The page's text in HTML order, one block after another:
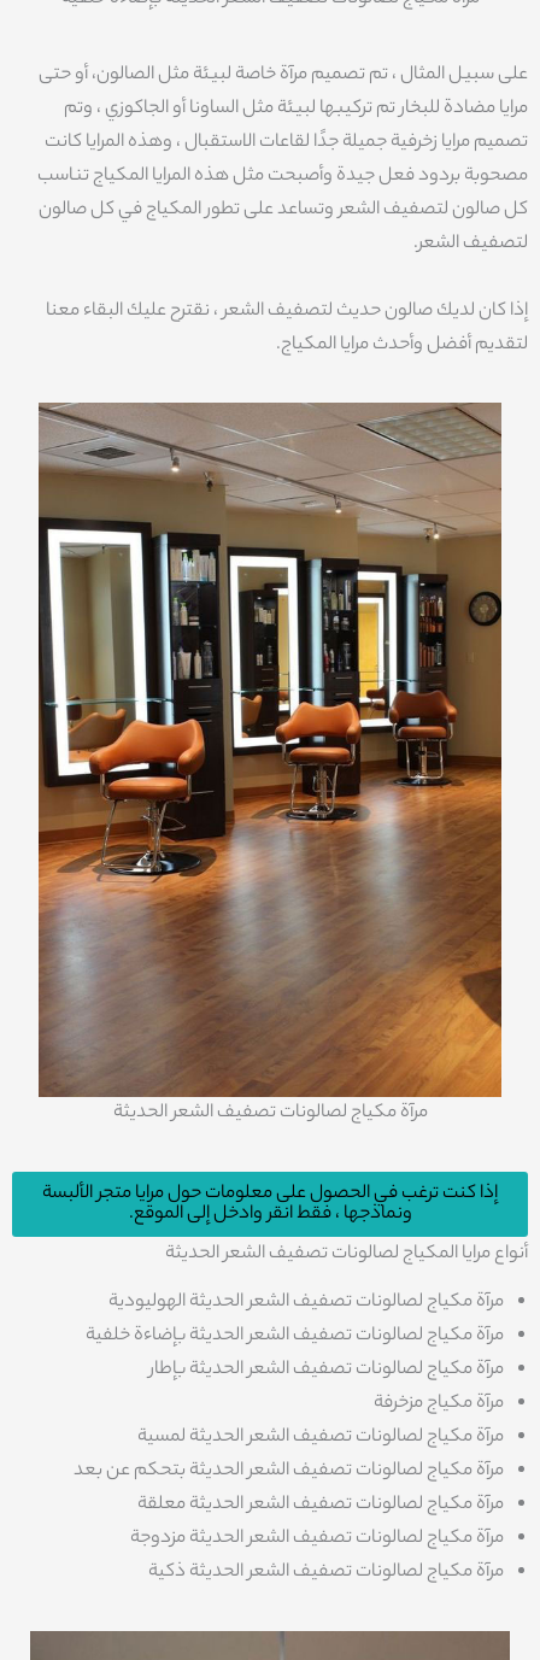
على سبيل المثال ، تم تصميم مرآة خاصة لبيئة مثل الصالون، أو حتى
مرايا مضادة للبخار تم تركيبها لبيئة مثل الساونا أو الجاكوزي ، وتم
تصميم مرايا زخرفية جميلة جدًا لقاعات الاستقبال ، وهذه المرايا كانت
مصحوبة بردود فعل جيدة وأصبحت مثل هذه المرايا المكياج تناسب
كل صالون لتصفيف الشعر وتساعد على تطور المكياج في كل صالون
لتصفيف الشعر.
إذا كان لديك صالون حديث لتصفيف الشعر ، نقترح عليك البقاء معنا
لتقديم أفضل وأحدث مرايا المكياج.
مرآة مكياج لصالونات تصفيف الشعر الحديثة
إذا كنت ترغب في الحصول على معلومات حول مرايا متجر الألبسة
ونماذجها ، فقط انقر وادخل إلى الموقع.
أنواع مرايا المكياج لصالونات تصفيف الشعر الحديثة
مرآة مكياج لصالونات تصفيف الشعر الحديثة الهوليودية
مرآة مكياج لصالونات تصفيف الشعر الحديثة بإضاءة خلفية
مرآة مكياج لصالونات تصفيف الشعر الحديثة بإطار
مرآة مكياج مزخرفة
مرآة مكياج لصالونات تصفيف الشعر الحديثة لمسية
مرآة مكياج لصالونات تصفيف الشعر الحديثة بتحكم عن بعد
مرآة مكياج لصالونات تصفيف الشعر الحديثة معلقة
مرآة مكياج لصالونات تصفيف الشعر الحديثة مزدوجة
مرآة مكياج لصالونات تصفيف الشعر الحديثة ذكية